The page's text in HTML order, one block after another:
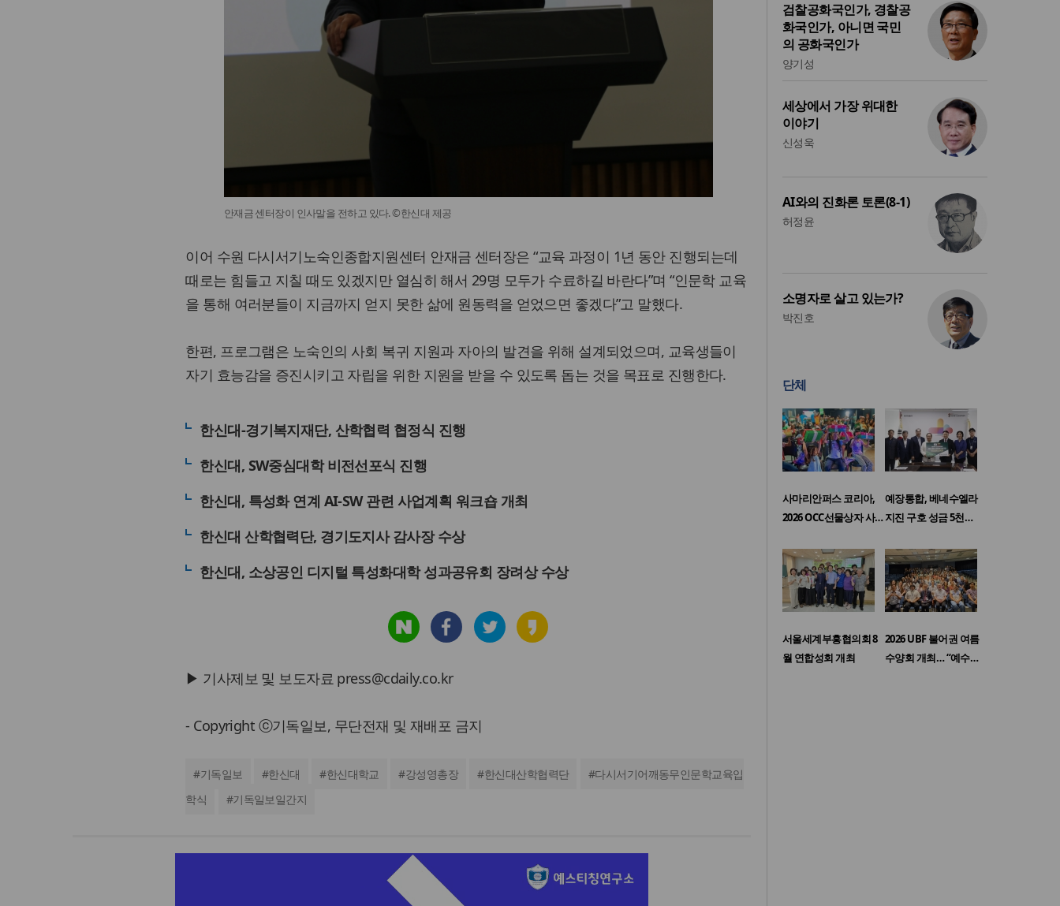
안재금 센터장이 인사말을 전하고 있다. ©한신대 제공
이어 수원 다시서기노숙인종합지원센터 안재금 센터장은 “교육 과정이 1년 동안 진행되는데
때로는 힘들고 지칠 때도 있겠지만 열심히 해서 29명 모두가 수료하길 바란다”며 “인문학 교육
을 통해 여러분들이 지금까지 얻지 못한 삶에 원동력을 얻었으면 좋겠다”고 말했다.
한편, 프로그램은 노숙인의 사회 복귀 지원과 자아의 발견을 위해 설계되었으며, 교육생들이
자기 효능감을 증진시키고 자립을 위한 지원을 받을 수 있도록 돕는 것을 목표로 진행한다.
한신대-경기복지재단, 산학협력 협정식 진행
한신대, SW중심대학 비전선포식 진행
한신대, 특성화 연계 AI-SW 관련 사업계획 워크숍 개최
한신대 산학협력단, 경기도지사 감사장 수상
한신대, 소상공인 디지털 특성화대학 성과공유회 장려상 수상
▶ 기사제보 및 보도자료 press@cdaily.co.kr
- Copyright ⓒ기독일보, 무단전재 및 재배포 금지
#기독일보 #한신대 #한신대학교 #강성영총장 #한신대산학협력단 #다시서기어깨동무인문학교육입
학식
#기독일보일간지
검찰공화국인가, 경찰공
화국인가, 아니면 국민
의 공화국인가
양기성
세상에서 가장 위대한
이야기
신성욱
AI와의 진화론 토론(8-1)
허정윤
소명자로 살고 있는가?
박진호
단체
사마리안퍼스 코리아,
2026 OCC선물상자 사…
예장통합, 베네수엘라
지진 구호 성금 5천…
서울세계부흥협의회 8
월 연합성회 개최
2026 UBF 불어권 여름
수양회 개최… “예수…